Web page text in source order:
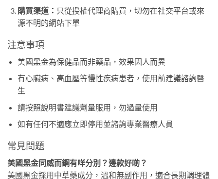
購買渠道： 只從授權代理商購買，切勿在社交平台或來
源不明的網站下單
注意事項
美國黑金為保健品而非藥品，效果因人而異
有心臟病、高血壓等慢性疾病患者，使用前建議諮詢醫
生
請按照說明書建議劑量服用，勿過量使用
如有任何不適應立即停用並諮詢專業醫療人員
常見問題
美國黑金同威而鋼有咩分別？邊款好啲？
美國黑金採用中草藥成分，溫和無副作用，適合長期調理體